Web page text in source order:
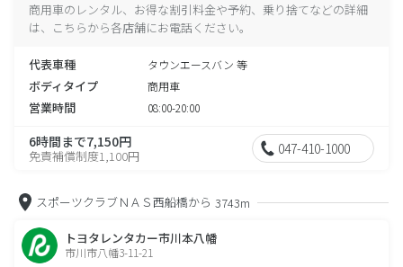
商用車のレンタル、お得な割引料金や予約、乗り捨てなどの詳細
は、こちらから各店舗にお電話ください。
代表車種 タウンエースバン 等
ボディタイプ 商用車
営業時間 08:00-20:00
6時間まで7,150円
免責補償制度1,100円 047-410-1000
スポーツクラブＮＡＳ西船橋から 3743m
トヨタレンタカー市川本八幡
市川市八幡3-11-21